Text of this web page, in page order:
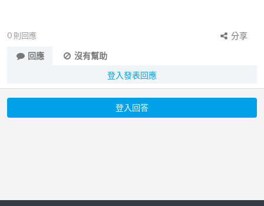
0 則回應
分享
回應
沒有幫助
登入發表回應
登入回答